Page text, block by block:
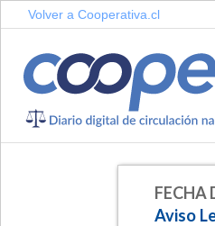
Volver a Cooperativa.cl
FECHA
Aviso